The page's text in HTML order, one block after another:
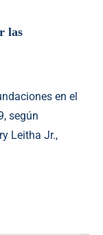
las
en el
según
Leitha Jr.,